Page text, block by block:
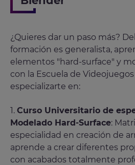
¿Quieres dar un paso más?
formación es generalista,
elementos "hard-surface" y
con la Escuela de
especializarte en:
1. Curso Universitario de
Modelado Hard-Surface:
especialidad en creación de
aprende a crear diferentes
con acabados totalmente